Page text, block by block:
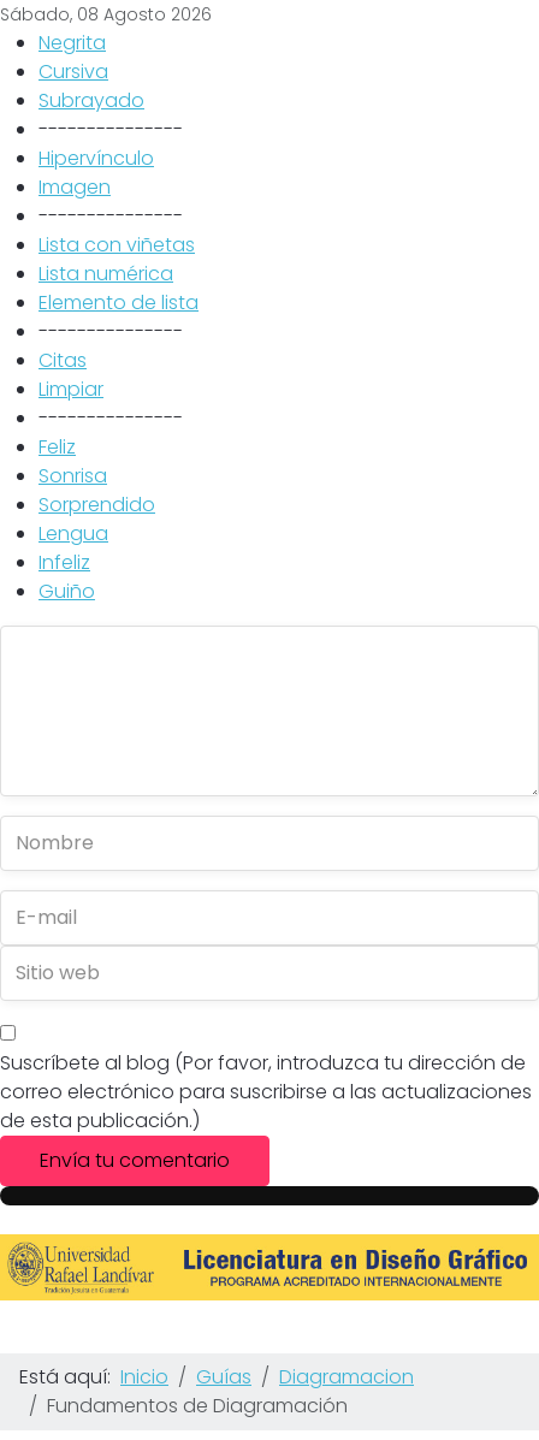
Sábado, 08 Agosto 2026
Negrita
Cursiva
Subrayado
---------------
Hipervínculo
Imagen
---------------
Lista con viñetas
Lista numérica
Elemento de lista
---------------
Citas
Limpiar
---------------
Feliz
Sonrisa
Sorprendido
Lengua
Infeliz
Guiño
Suscríbete al blog (Por favor, introduzca tu dirección de
correo electrónico para suscribirse a las actualizaciones
de esta publicación.)
Envía tu comentario
Está aquí: Inicio Guías
Diagramacion
Fundamentos de Diagramación